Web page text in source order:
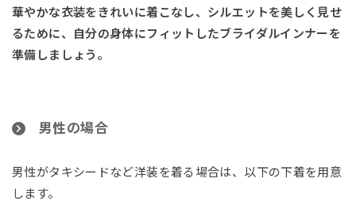
華やかな衣装をきれいに着こなし、シルエットを美しく見せ
るために、自分の身体にフィットしたブライダルインナーを
準備しましょう。
男性の場合
男性がタキシードなど洋装を着る場合は、以下の下着を用意
します。